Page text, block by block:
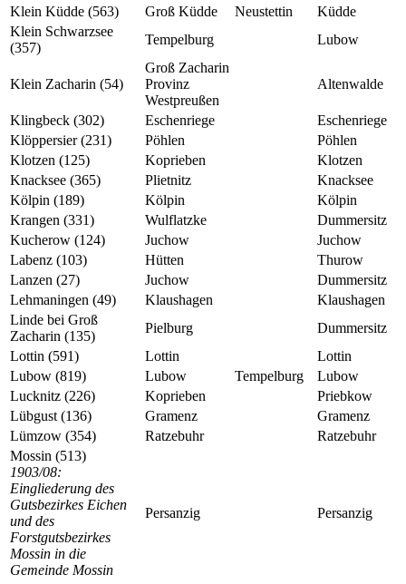
Klein Küdde (563) Groß Küdde Neustettin
Küdde
Klein Schwarzsee
(357)
Tempelburg Lubow
Klein Zacharin (54)
Groß Zacharin
Provinz
Westpreußen
Altenwalde
Klingbeck (302) Eschenriege
Eschenriege
Klöppersier (231)
Pöhlen
Pöhlen
Klotzen (125)
Koprieben
Klotzen
Knacksee (365)
Plietnitz
Knacksee
Kölpin (189)
Kölpin
Kölpin
Krangen (331)
Wulflatzke
Dummersitz
Kucherow (124)
Juchow
Juchow
Labenz (103)
Hütten
Thurow
Lanzen (27)
Juchow
Dummersitz
Lehmaningen (49)
Klaushagen
Klaushagen
Linde bei Groß
Zacharin (135)
Pielburg
Dummersitz
Lottin (591)
Lottin
Lottin
Lubow (819)
Lubow Tempelburg
Lubow
Lucknitz (226)
Koprieben
Priebkow
Lübgust (136)
Gramenz
Gramenz
Lümzow (354)
Ratzebuhr
Ratzebuhr
Mossin (513)
1903/08:
Eingliederung des
Gutsbezirkes Eichen
und des
Forstgutsbezirkes
Mossin in die
Gemeinde Mossin
Persanzig Persanzig